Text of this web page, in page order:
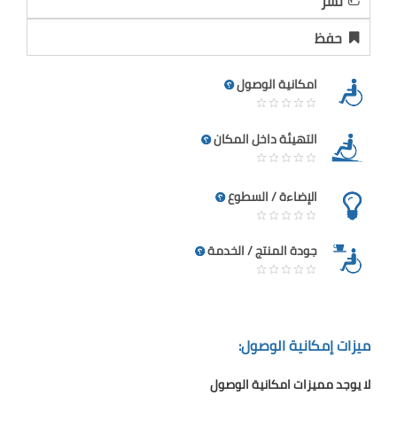
حفظ
امكانية الوصول
التهيئة داخل المكان
الإضاءة / السطوع
جودة المنتج / الخدمة
ميزات إمكانية الوصول:
لا يوجد مميزات امكانية الوصول